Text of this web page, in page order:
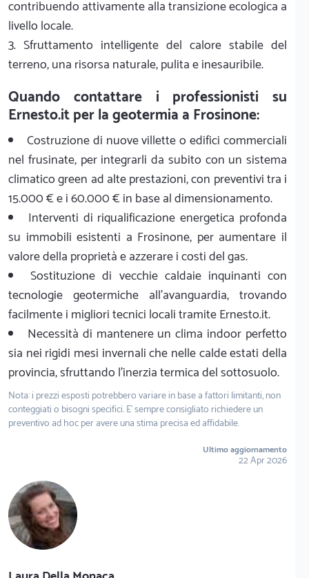
contribuendo attivamente alla transizione ecologica a
livello locale.
3. Sfruttamento intelligente del calore stabile del
terreno, una risorsa naturale, pulita e inesauribile.
Quando contattare i professionisti su
Ernesto.it per la geotermia a Frosinone:
Costruzione di nuove villette o edifici commerciali
nel frusinate, per integrarli da subito con un sistema
climatico green ad alte prestazioni, con preventivi tra i
15.000 € e i 60.000 € in base al dimensionamento.
Interventi di riqualificazione energetica profonda
su immobili esistenti a Frosinone, per aumentare il
valore della proprietà e azzerare i costi del gas.
Sostituzione di vecchie caldaie inquinanti con
tecnologie geotermiche all'avanguardia, trovando
facilmente i migliori tecnici locali tramite Ernesto.it.
Necessità di mantenere un clima indoor perfetto
sia nei rigidi mesi invernali che nelle calde estati della
provincia, sfruttando l'inerzia termica del sottosuolo.
Nota: i prezzi esposti potrebbero variare in base a fattori limitanti, non
conteggiati o bisogni specifici. E' sempre consigliato richiedere un
preventivo ad hoc per avere una stima precisa ed affidabile.
Ultimo aggiornamento
22 Apr 2026